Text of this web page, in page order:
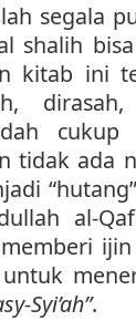
segala
shalih
kitab ini
tidak ada
al-
Syi’ah”.